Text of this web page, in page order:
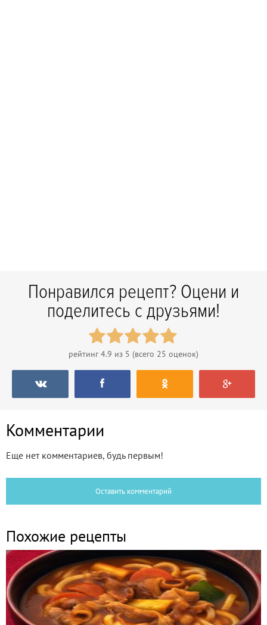
Понравился рецепт? Оцени и
поделитесь с друзьями!
рейтинг4.9 из 5 (всего 25 оценок)
Комментарии
Еще нет комментариев, будь первым!
Оставить комментарий
Похожие рецепты